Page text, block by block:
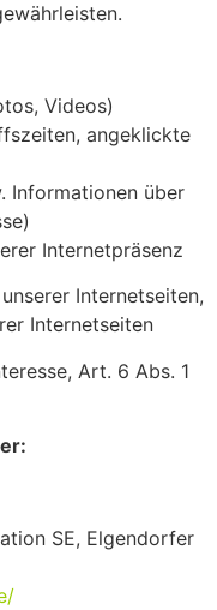
Videos)
angeklickte
Informationen über
Internetpräsenz
Internetseiten,
Internetseiten
Art. 6 Abs. 1
SE, Elgendorfer